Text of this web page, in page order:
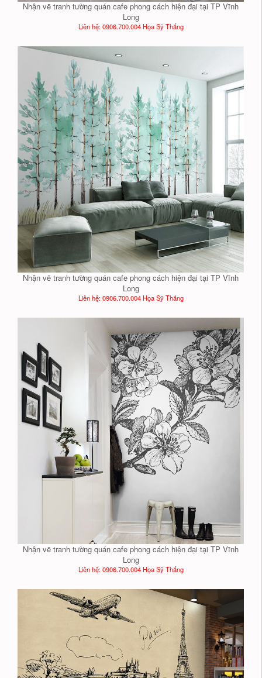
Nhận vẽ tranh tường quán cafe phong cách hiện đại tại TP Vĩnh
Long
Liên hệ: 0906.700.004 Họa Sỹ Thắng
Nhận vẽ tranh tường quán cafe phong cách hiện đại tại TP Vĩnh
Long
Liên hệ: 0906.700.004 Họa Sỹ Thắng
Nhận vẽ tranh tường quán cafe phong cách hiện đại tại TP Vĩnh
Long
Liên hệ: 0906.700.004 Họa Sỹ Thắng